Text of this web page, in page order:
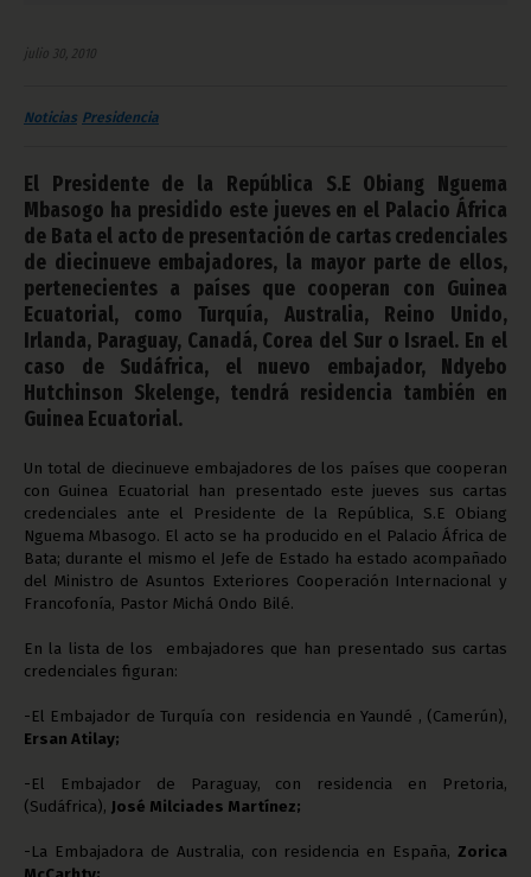
julio 30, 2010
Noticias Presidencia
El Presidente de la República S.E Obiang Nguema
Mbasogo ha presidido este jueves en el Palacio África
de Bata el acto de presentación de cartas credenciales
de diecinueve embajadores, la mayor parte de ellos,
pertenecientes a países que cooperan con Guinea
Ecuatorial, como Turquía, Australia, Reino Unido,
Irlanda, Paraguay, Canadá, Corea del Sur o Israel. En el
caso de Sudáfrica, el nuevo embajador, Ndyebo
Hutchinson Skelenge, tendrá residencia también en
Guinea Ecuatorial.
Un total de diecinueve embajadores de los países que cooperan
con Guinea Ecuatorial han presentado este jueves sus cartas
credenciales ante el Presidente de la República, S.E Obiang
Nguema Mbasogo. El acto se ha producido en el Palacio África de
Bata; durante el mismo el Jefe de Estado ha estado acompañado
del Ministro de Asuntos Exteriores Cooperación Internacional y
Francofonía, Pastor Michá Ondo Bilé.
En la lista de los embajadores que han presentado sus cartas
credenciales figuran:
-El Embajador de Turquía con residencia en Yaundé , (Camerún),
Ersan Atilay;
-El Embajador de Paraguay, con residencia en Pretoria,
(Sudáfrica), José Milciades Martínez;
-La Embajadora de Australia, con residencia en España, Zorica